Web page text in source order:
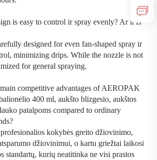
is easy to control ir spray evenly? Ar it is
designed for even fan-shaped spray ir
minimizing drips. While the nozzle is not
for general spraying.
competitive advantages ofAEROPAK
400 ml, aukšto blizgesio, aukštos
patalpoms compared to ordinary
kokybės greito džiovinimo,
džiovinimui, o kartu griežtai laikosi
standartų, kurių neatitinka ne visi prastos